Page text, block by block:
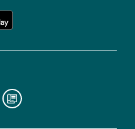
lien vers le blog la redoute